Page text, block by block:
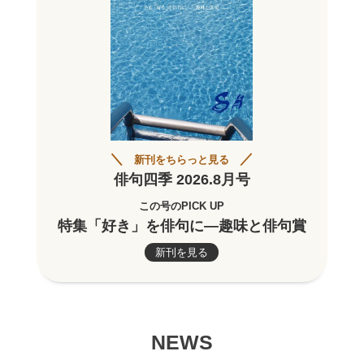
新刊をちらっと見る
俳句四季 2026.8月号
この号のPICK UP
特集「好き」を俳句に―趣味と俳句賞
新刊を見る
NEWS